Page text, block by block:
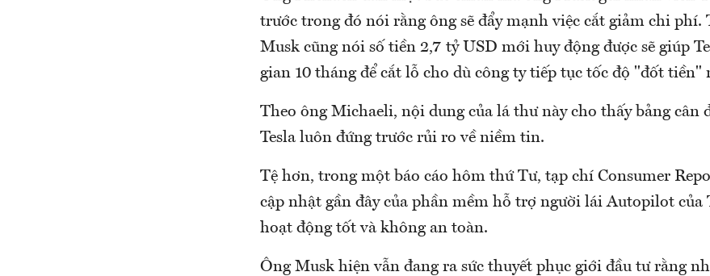
trước trong đó nói rằng ông sẽ đẩy mạnh việc cắt giảm chi phí.
Musk cũng nói số tiền 2,7 tỷ USD mới huy động được sẽ giúp
gian 10 tháng để cắt lỗ cho dù công ty tiếp tục tốc độ "đốt tiền"
Theo ông Michaeli, nội dung của lá thư này cho thấy bảng cân
Tesla luôn đứng trước rủi ro về niềm tin.
Tệ hơn, trong một báo cáo hôm thứ Tư, tạp chí Consumer
cập nhật gần đây của phần mềm hỗ trợ người lái Autopilot của
hoạt động tốt và không an toàn.
Ông Musk hiện vẫn đang ra sức thuyết phục giới đầu tư rằng